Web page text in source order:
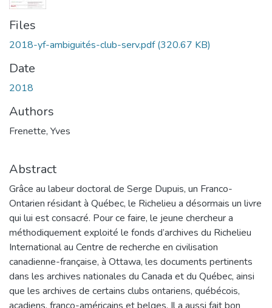
Files
2018-yf-ambiguités-club-serv.pdf(320.67 KB)
Date
2018
Authors
Frenette, Yves
Abstract
Grâce au labeur doctoral de Serge Dupuis, un Franco-
Ontarien résidant à Québec, le Richelieu a désormais un livre
qui lui est consacré. Pour ce faire, le jeune chercheur a
méthodiquement exploité le fonds d’archives du Richelieu
International au Centre de recherche en civilisation
canadienne-française, à Ottawa, les documents pertinents
dans les archives nationales du Canada et du Québec, ainsi
que les archives de certains clubs ontariens, québécois,